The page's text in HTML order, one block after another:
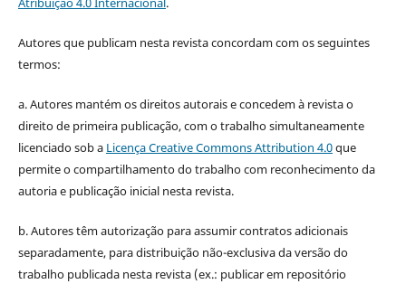
Autores que publicam nesta revista concordam com os seguintes
termos:
a. Autores mantém os direitos autorais e concedem à revista o
direito de primeira publicação, com o trabalho simultaneamente
licenciado sob a Licença Creative Commons Attribution 4.0que
permite o compartilhamento do trabalho com reconhecimento da
autoria e publicação inicial nesta revista.
b. Autores têm autorização para assumir contratos adicionais
separadamente, para distribuição não-exclusiva da versão do
trabalho publicada nesta revista (ex.: publicar em repositório